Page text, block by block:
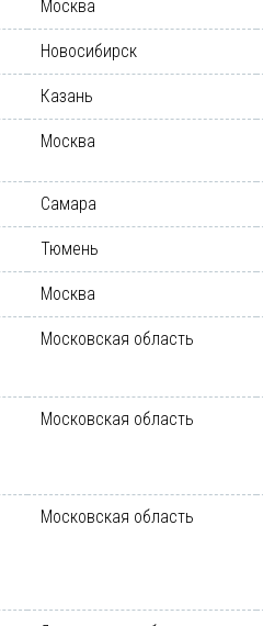
Москва
Новосибирск
Казань
Москва
Самара
Тюмень
Москва
Московская область
Московская область
Московская область